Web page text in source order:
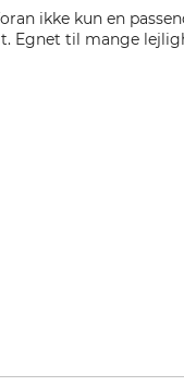
ikke kun en
Egnet til mange